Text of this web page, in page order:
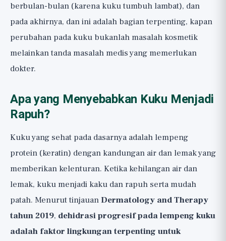
berbulan-bulan (karena kuku tumbuh lambat), dan
pada akhirnya, dan ini adalah bagian terpenting, kapan
perubahan pada kuku bukanlah masalah kosmetik
melainkan tanda masalah medis yang memerlukan
dokter.
Apa yang Menyebabkan Kuku Menjadi
Rapuh?
Kuku yang sehat pada dasarnya adalah lempeng
protein (keratin) dengan kandungan air dan lemak yang
memberikan kelenturan. Ketika kehilangan air dan
lemak, kuku menjadi kaku dan rapuh serta mudah
patah. Menurut tinjauanDermatology and Therapy
tahun 2019, dehidrasi progresif pada lempeng kuku
adalah faktor lingkungan terpenting untuk